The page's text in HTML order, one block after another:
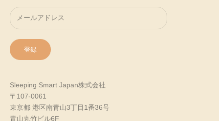
登録
Sleeping Smart Japan株式会社
〒107-0061
東京都 港区南青山3丁目1番36号
青山丸竹ビル6F